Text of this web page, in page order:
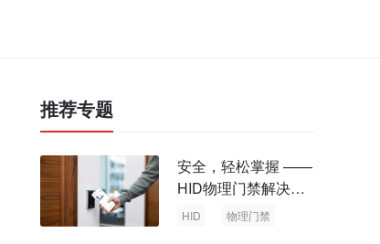
推荐专题
安全，轻松掌握 ——
HID物理门禁解决方
案，启动智慧安全新
HID 物理门禁